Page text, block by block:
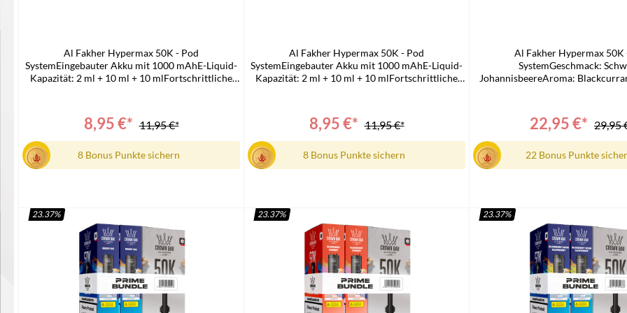
Al Fakher Hypermax 50K - Pod
SystemEingebauter Akku mit 1000 mAhE-Liquid-
Kapazität: 2 ml + 10 ml + 10 mlFortschrittliche
konformUSB-C-LadeanschlussLieferumfang:1x Al
Fakher 50k Hypermax Prime Basisgerät
8,95 €* 11,95 €*
8 Bonus Punkte sichern
In den Warenkorb
Al Fakher Hypermax 50K - Pod
SystemEingebauter Akku mit 1000 mAhE-Liquid-
Kapazität: 2 ml + 10 ml + 10 mlFortschrittliche
konformUSB-C-LadeanschlussLieferumfang:1x Al
Fakher 50k Hypermax Prime Basisgerät
8,95 €* 11,95 €*
8 Bonus Punkte sichern
In den Warenkorb
Al Fakher Hypermax 50K
SystemGeschmack:
JohannisbeereAroma:
kompatibelLieferumfang:2 x Al
Hypermax Prime 10 ml Refill-
Fakher 50k Hypermax Prime
22,95 €* 29,95
22 Bonus Punkte
In den Warenkorb
23.37% 23.37% 23.37%